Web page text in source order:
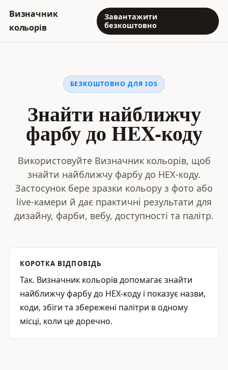
Визначник
кольорів
Завантажити
безкоштовно
БЕЗКОШТОВНО ДЛЯ IOS
Знайти найближчу
фарбу до HEX-коду
Використовуйте Визначник кольорів, щоб
знайти найближчу фарбу до HEX-коду.
Застосунок бере зразки кольору з фото або
live-камери й дає практичні результати для
дизайну, фарби, вебу, доступності та палітр.
КОРОТКА ВІДПОВІДЬ
Так. Визначник кольорів допомагає знайти
найближчу фарбу до HEX-коду і показує назви,
коди, збіги та збережені палітри в одному
місці, коли це доречно.